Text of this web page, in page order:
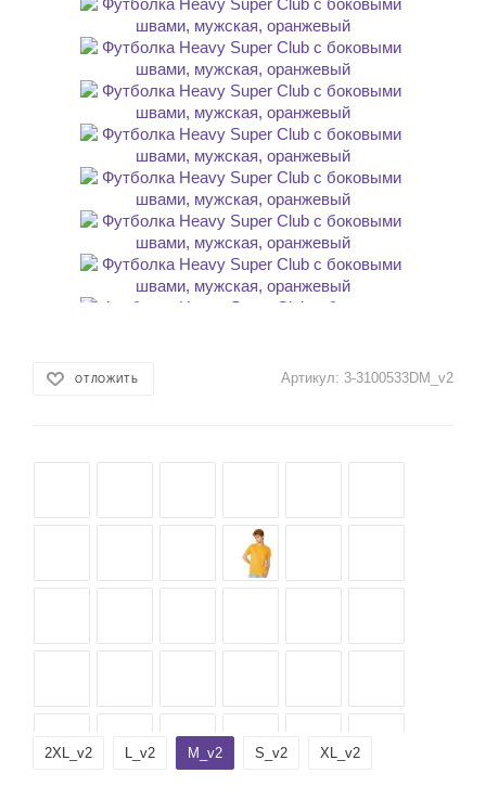
ОТЛОЖИТЬ Артикул: 3-3100533DM_v2
2XL_v2 L_v2 M_v2 S_v2 XL_v2